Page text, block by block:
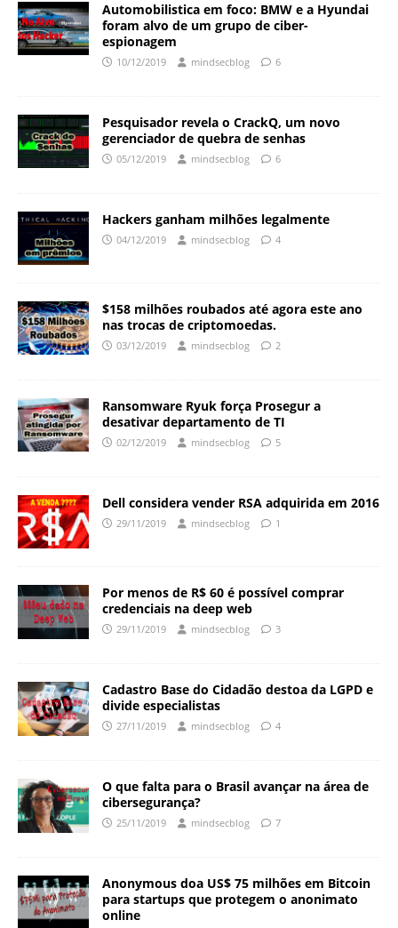
Automobilistica em foco: BMW e a Hyundai
foram alvo de um grupo de ciber-
espionagem
10/12/2019 mindsecblog 6
Pesquisador revela o CrackQ, um novo
gerenciador de quebra de senhas
05/12/2019 mindsecblog 6
Hackers ganham milhões legalmente
04/12/2019 mindsecblog 4
$158 milhões roubados até agora este ano
nas trocas de criptomoedas.
03/12/2019 mindsecblog 2
Ransomware Ryuk força Prosegur a
desativar departamento de TI
02/12/2019 mindsecblog 5
Dell considera vender RSA adquirida em 2016
29/11/2019 mindsecblog 1
Por menos de R$ 60 é possível comprar
credenciais na deep web
29/11/2019 mindsecblog 3
Cadastro Base do Cidadão destoa da LGPD e
divide especialistas
27/11/2019 mindsecblog 4
O que falta para o Brasil avançar na área de
cibersegurança?
25/11/2019 mindsecblog 7
Anonymous doa US$ 75 milhões em Bitcoin
para startups que protegem o anonimato
online